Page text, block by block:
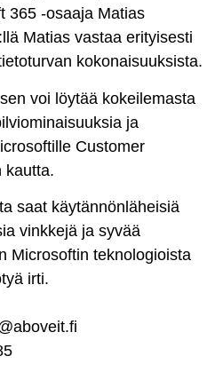
365 -osaaja Matias
Matias vastaa erityisesti
kokonaisuuksista.
voi löytää kokeilemasta
ja
Customer
kautta.
saat käytännönläheisiä
vinkkejä ja syvää
Microsoftin teknologioista
irti.